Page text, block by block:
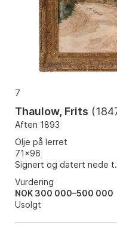
7
Thaulow, Frits (
Aften 1893
Olje på lerret
71x96
Signert og datert nede
Vurdering
NOK 300 000–500 000
Usolgt